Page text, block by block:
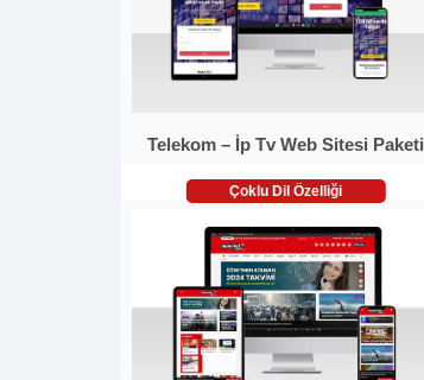
Telekom – İp Tv Web Sitesi Paketi
Çoklu Dil Özelliği